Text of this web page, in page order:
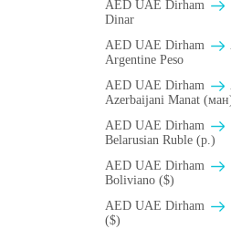
AED UAE Dirham
Dinar
AED UAE Dirham
Argentine Peso
AED UAE Dirham
Azerbaijani Manat
AED UAE Dirham
Belarusian Ruble (p.)
AED UAE Dirham
Boliviano ($)
AED UAE Dirham
($)